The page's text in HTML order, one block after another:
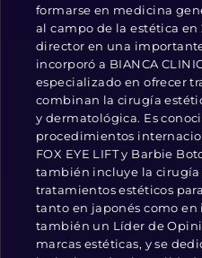
formarse en medicina
al campo de la estética
director en una
incorporó a BIANCA
especializado en ofrecer
combinan la cirugía
y dermatológica. Es
procedimientos
FOX EYE LIFT y Barbie
también incluye la cirugía
tratamientos estéticos
tanto en japonés como en
también un Líder de
marcas estéticas, y se